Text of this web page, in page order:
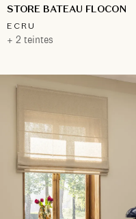
STORE BATEAU FLOCON
ECRU
+ 2 teintes